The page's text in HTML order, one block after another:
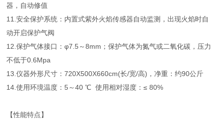
器，自动修值
11.安全保护系统：内置式紫外火焰传感器自动监测，出现火焰时自
动开启保护气阀
12.保护气体接口：φ7.5～8mm；保护气体为氮气或二氧化碳，压力
不低于0.6Mpa
13.仪器外形尺寸：720X500X660cm(长/宽/高)，净重：约90公斤
14.使用环境温度：5～40 ℃ 使用相对湿度：≤ 80%
【性能特点】